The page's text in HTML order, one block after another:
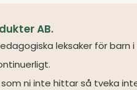
AB.
leksaker för barn i
ni inte hittar så tveka